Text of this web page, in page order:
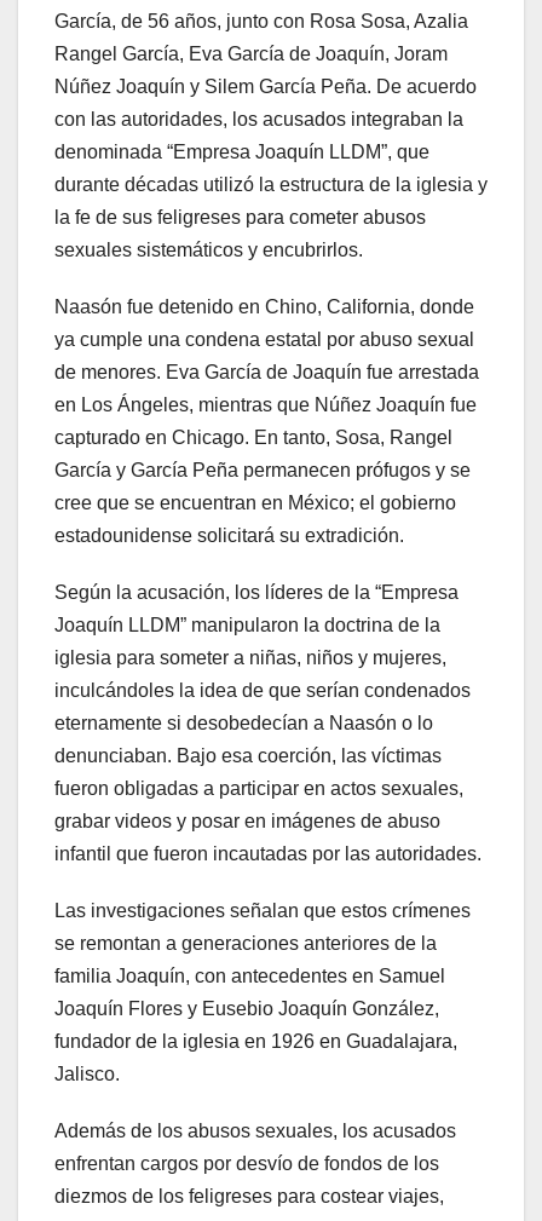
García, de 56 años, junto con Rosa Sosa, Azalia
Rangel García, Eva García de Joaquín, Joram
Núñez Joaquín y Silem García Peña. De acuerdo
con las autoridades, los acusados integraban la
denominada “Empresa Joaquín LLDM”, que
durante décadas utilizó la estructura de la iglesia y
la fe de sus feligreses para cometer abusos
sexuales sistemáticos y encubrirlos.
Naasón fue detenido en Chino, California, donde
ya cumple una condena estatal por abuso sexual
de menores. Eva García de Joaquín fue arrestada
en Los Ángeles, mientras que Núñez Joaquín fue
capturado en Chicago. En tanto, Sosa, Rangel
García y García Peña permanecen prófugos y se
cree que se encuentran en México; el gobierno
estadounidense solicitará su extradición.
Según la acusación, los líderes de la “Empresa
Joaquín LLDM” manipularon la doctrina de la
iglesia para someter a niñas, niños y mujeres,
inculcándoles la idea de que serían condenados
eternamente si desobedecían a Naasón o lo
denunciaban. Bajo esa coerción, las víctimas
fueron obligadas a participar en actos sexuales,
grabar videos y posar en imágenes de abuso
infantil que fueron incautadas por las autoridades.
Las investigaciones señalan que estos crímenes
se remontan a generaciones anteriores de la
familia Joaquín, con antecedentes en Samuel
Joaquín Flores y Eusebio Joaquín González,
fundador de la iglesia en 1926 en Guadalajara,
Jalisco.
Además de los abusos sexuales, los acusados
enfrentan cargos por desvío de fondos de los
diezmos de los feligreses para costear viajes,